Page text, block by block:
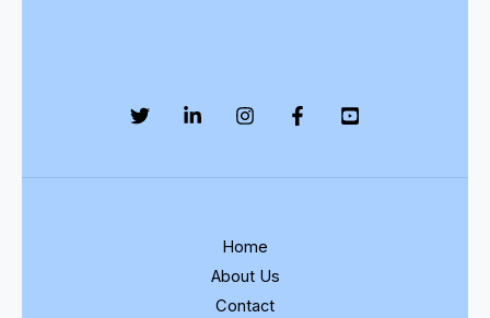
Home
About Us
Contact